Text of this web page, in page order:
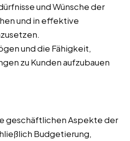
und Wünsche der
und in effektive
und die Fähigkeit,
zu Kunden aufzubauen
geschäftlichen Aspekte der
Budgetierung,